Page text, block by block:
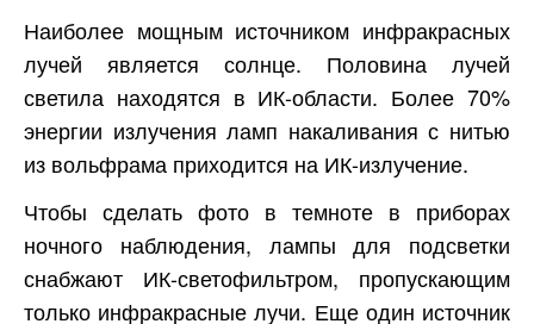
Наиболее мощным источником инфракрасных
лучей является солнце. Половина лучей
светила находятся в ИК-области. Более 70%
энергии излучения ламп накаливания с нитью
из вольфрама приходится на ИК-излучение.
Чтобы сделать фото в темноте в приборах
ночного наблюдения, лампы для подсветки
снабжают ИК-светофильтром, пропускающим
только инфракрасные лучи. Еще один источник